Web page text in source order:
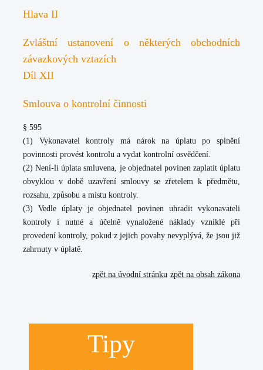
Hlava II
Zvláštní ustanovení o některých obchodních
závazkových vztazích
Díl XII
Smlouva o kontrolní činnosti
§ 595
(1) Vykonavatel kontroly má nárok na úplatu po splnění
povinnosti provést kontrolu a vydat kontrolní osvědčení.
(2) Není-li úplata smluvena, je objednatel povinen zaplatit úplatu
obvyklou v době uzavření smlouvy se zřetelem k předmětu,
rozsahu, způsobu a místu kontroly.
(3) Vedle úplaty je objednatel povinen uhradit vykonavateli
kontroly i nutné a účelně vynaložené náklady vzniklé při
provedení kontroly, pokud z jejich povahy nevyplývá, že jsou již
zahrnuty v úplatě.
zpět na obsah zákona
zpět na úvodní stránku
Tipy